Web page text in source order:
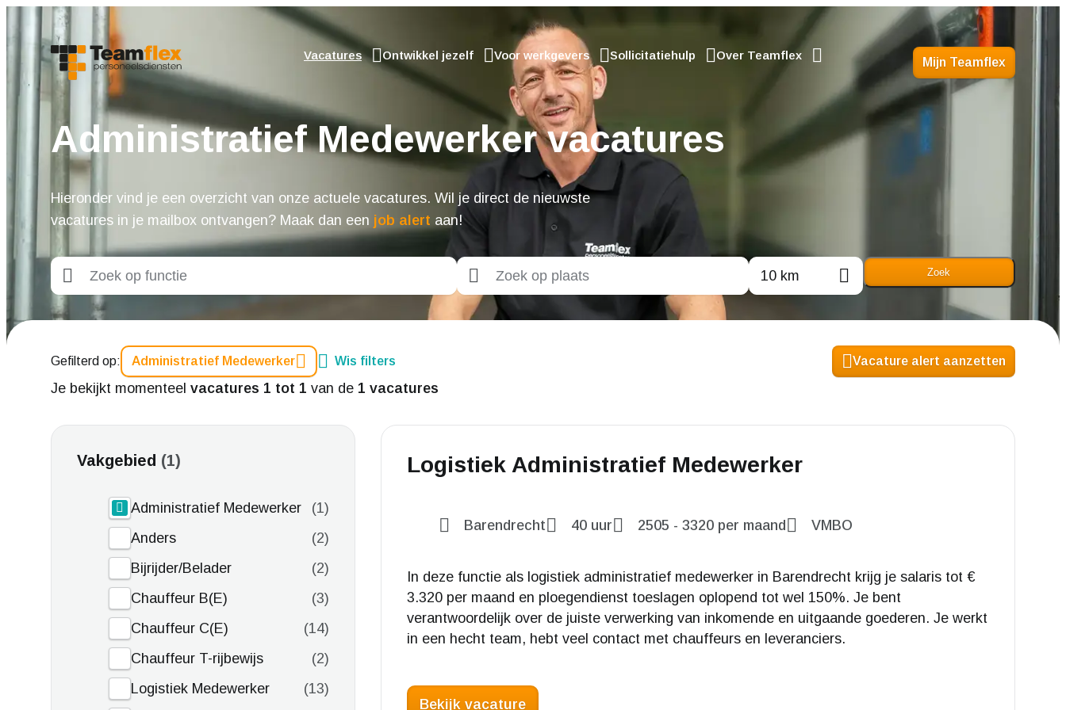
Vacatures Ontwikkel jezelf Voor werkgevers Sollicitatiehulp Over Teamflex
Mijn Teamflex
Administratief Medewerker vacatures
Hieronder vind je een overzicht van onze actuele vacatures. Wil je direct de nieuwste
vacatures in je mailbox ontvangen? Maak dan een job alert aan!
10 km
Gefilterd op: Administratief Medewerker Wis filters Vacature alert aanzetten
Je bekijkt momenteel vacatures 1 tot 1 van de 1 vacatures
Vakgebied 1
Administratief Medewerker
1
Anders
2
Bijrijder/Belader
2
Chauffeur B(E)
3
Chauffeur C(E)
14
Chauffeur T-rijbewijs
2
Logistiek Medewerker
13
Logistiek Administratief Medewerker
Barendrecht 40 uur 2505 - 3320 per maand VMBO
In deze functie als logistiek administratief medewerker in Barendrecht krijg je salaris tot €
3.320 per maand en ploegendienst toeslagen oplopend tot wel 150%. Je bent
verantwoordelijk over de juiste verwerking van inkomende en uitgaande goederen. Je werkt
in een hecht team, hebt veel contact met chauffeurs en leveranciers.
Bekijk vacature